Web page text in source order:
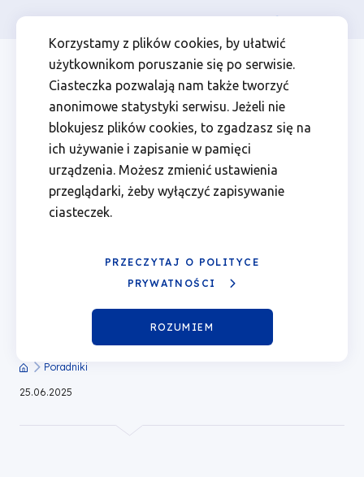
Korzystamy z plików cookies, by ułatwić
użytkownikom poruszanie się po serwisie.
Ciasteczka pozwalają nam także tworzyć
anonimowe statystyki serwisu. Jeżeli nie
blokujesz plików cookies, to zgadzasz się na
ich używanie i zapisanie w pamięci
urządzenia. Możesz zmienić ustawienia
przeglądarki, żeby wyłączyć zapisywanie
ciasteczek.
PRZECZYTAJ O POLITYCE
PRYWATNOŚCI
ROZUMIEM
Inne
Instrumenty
Terytorialne
Fundusze
Wielkopolski
Przejdź
głównej
nawigacji
Przejdź
wyszukiwarki
Przejdź
zawartości
strony
Przejdź
stopki
Menu
Header
Top
Osoba prywatna Firma
Menu
top
left
Inne Instrumenty Terytorialne
Ścieżka
Poradniki
25.06.2025